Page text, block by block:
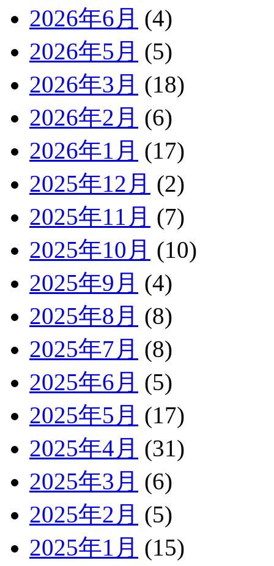
2026年6月 (4)
2026年5月 (5)
2026年3月 (18)
2026年2月 (6)
2026年1月 (17)
2025年12月 (2)
2025年11月 (7)
2025年10月 (10)
2025年9月 (4)
2025年8月 (8)
2025年7月 (8)
2025年6月 (5)
2025年5月 (17)
2025年4月 (31)
2025年3月 (6)
2025年2月 (5)
2025年1月 (15)